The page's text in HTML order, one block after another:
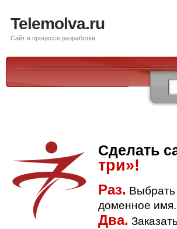
Telemolva.ru
Сайт в процессе разработки
Сделать
три»!
Раз. Выбрать
доменное имя.
Два.